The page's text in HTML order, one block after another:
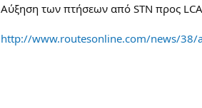
Αύξηση των πτήσεων από STN προς
http://www.routesonline.com/news/38/